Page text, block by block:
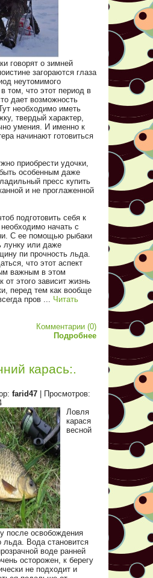
говорят о зимней
загораются глаза
неутомимого
том, что этот период в
дает возможность
необходимо иметь
твердый характер,
умения. И именно к
начинают готовиться
приобрести удочки,
особенным даже
пресс купить
и не проглаженной
подготовить себя к
начать с
С ее помощью рыбаки
лунку или даже
пи прочность льда.
что этот аспект
важным в этом
от этого зависит жизнь
перед тем как вообще
пров ... Читать
Комментарии (0)
Подробнее
карась:.
farid47 | Просмотров:
Ловля
карася
весной
после освобождения
льда. Вода становится
воде ранней
осторожен, к берегу
не подходит и